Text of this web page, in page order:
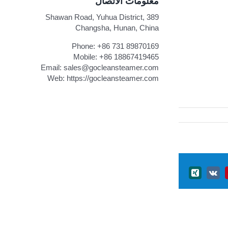
Vk
Xing
389 Shawan Road, Yuhua District,
Changsha, Hunan, China
Phone:+86 731 89870169
Mobile:+86 18867419465
Email:sales@gocleansteamer.com
Web: https://gocleansteamer.com